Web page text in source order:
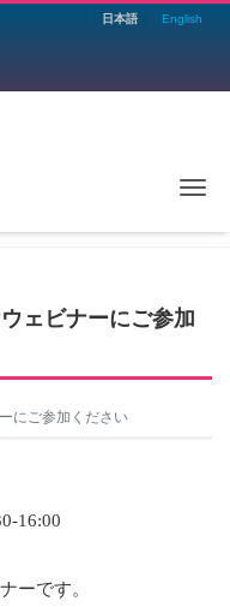
日本語 English
ェビナーにご参加
にご参加ください
16:00
ーです。